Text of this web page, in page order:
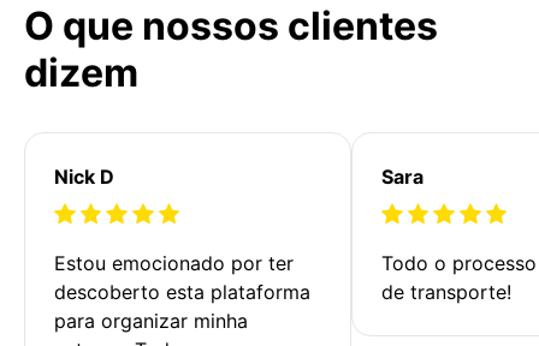
O que nossos clientes
dizem
Nick D
Estou emocionado por ter
descoberto esta plataforma
para organizar minha
Sara
Todo o
de transporte!